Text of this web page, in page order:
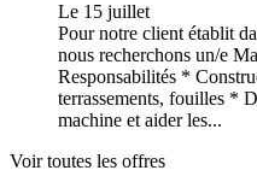
Le 15 juillet
Pour notre client établit
nous recherchons un/e
Responsabilités *
terrassements, fouilles *
machine et aider les...
Voir toutes les offres